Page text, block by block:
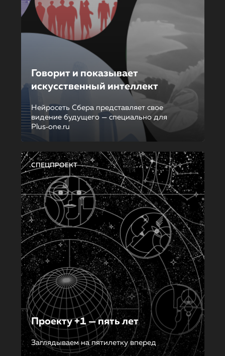
Говорит и показывает
искусственный интеллект
Нейросеть Сбера представляет свое
видение будущего — специально для
Plus‑one.ru
СПЕЦПРОЕКТ
Проекту +1 — пять лет
Заглядываем на пятилетку вперед